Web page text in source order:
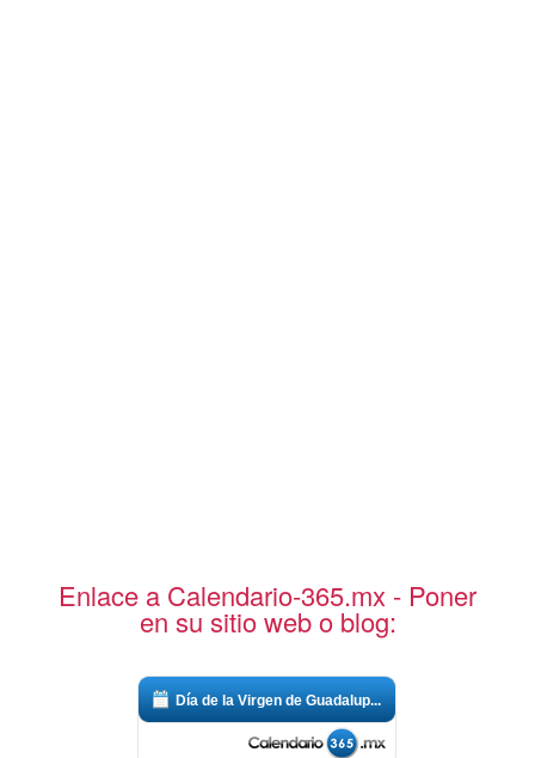
Enlace a Calendario-365.mx - Poner
en su sitio web o blog:
Día de la Virgen de Guadalup...